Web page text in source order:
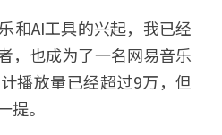
和AI工具的兴起，我已经
，也成为了一名网易音乐
播放量已经超过9万，但
。